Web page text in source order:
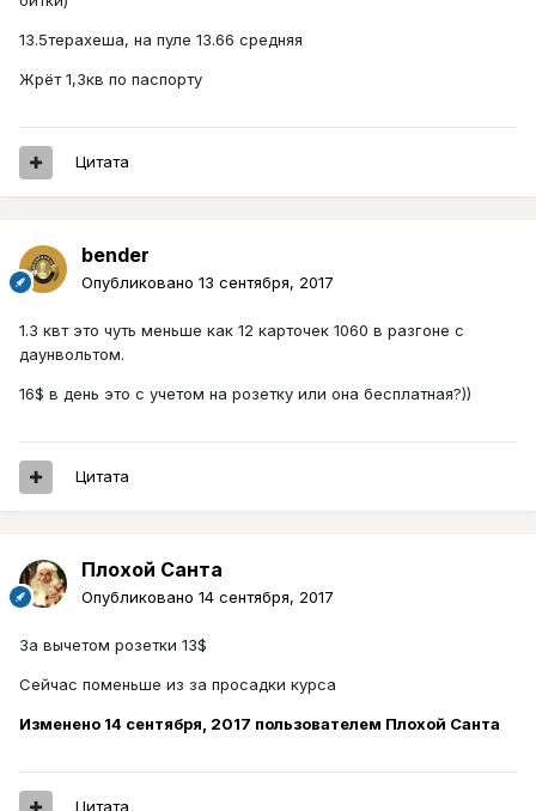
13.5терахеша, на пуле 13.66 средняя
Жрёт 1,3кв по паспорту
Цитата
bender
Опубликовано 13 сентября, 2017
1.3 квт это чуть меньше как 12 карточек 1060 в разгоне с
даунвольтом.
16$ в день это с учетом на розетку или она бесплатная?))
Цитата
Плохой Санта
Опубликовано 14 сентября, 2017
За вычетом розетки 13$
Сейчас поменьше из за просадки курса
Изменено 14 сентября, 2017 пользователем Плохой Санта
Цитата